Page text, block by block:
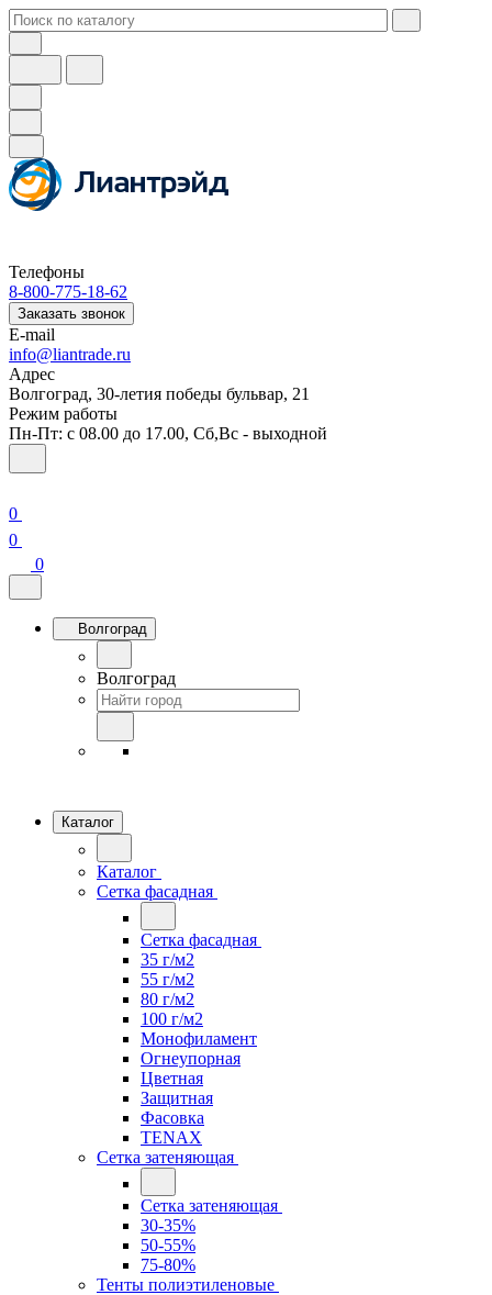
Телефоны
8-800-775-18-62
Заказать звонок
E-mail
info@liantrade.ru
Адрес
Волгоград, 30-летия победы бульвар, 21
Режим работы
Пн-Пт: c 08.00 до 17.00, Cб,Вс - выходной
0
0
0
Волгоград
Волгоград
Каталог
Каталог
Сетка фасадная
Сетка фасадная
35 г/м2
55 г/м2
80 г/м2
100 г/м2
Монофиламент
Огнеупорная
Цветная
Защитная
Фасовка
TENAX
Сетка затеняющая
Сетка затеняющая
30-35%
50-55%
75-80%
Тенты полиэтиленовые